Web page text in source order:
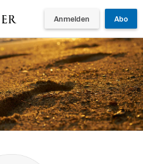
Anmelden Abo